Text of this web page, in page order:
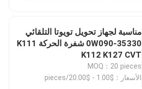
مناسبة لجهاز تحويل تويوتا التلقائي
35330-0W090 شفرة الحركة K111
K112 K127 CVT
MOQ：20 pieces
الأسعار：$1.00 - $20.00/pieces